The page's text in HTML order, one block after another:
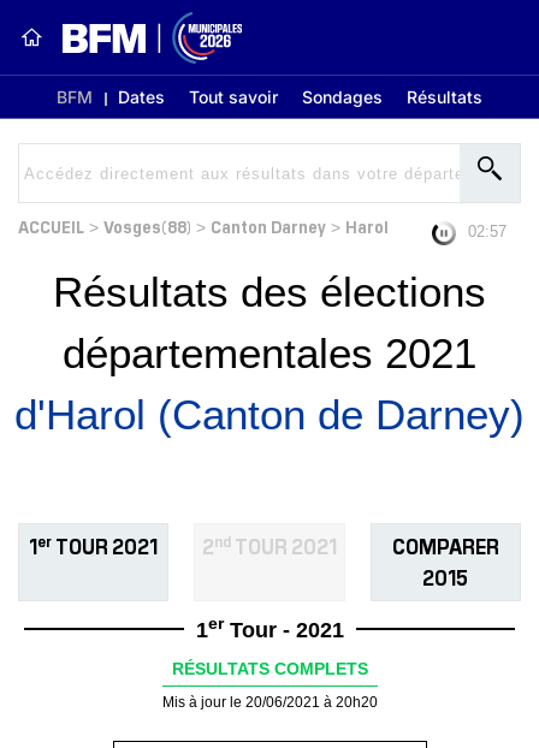
BFM Dates Tout savoir Sondages Résultats
ACCUEIL > Vosges(88) > Canton Darney > Harol 02:56
Résultats des élections
départementales 2021
d'Harol (Canton de Darney)
1er TOUR 2021 2ndTOUR 2021
COMPARER
2015
1erTour - 2021
RÉSULTATS COMPLETS
Mis à jour le 20/06/2021 à 20h20